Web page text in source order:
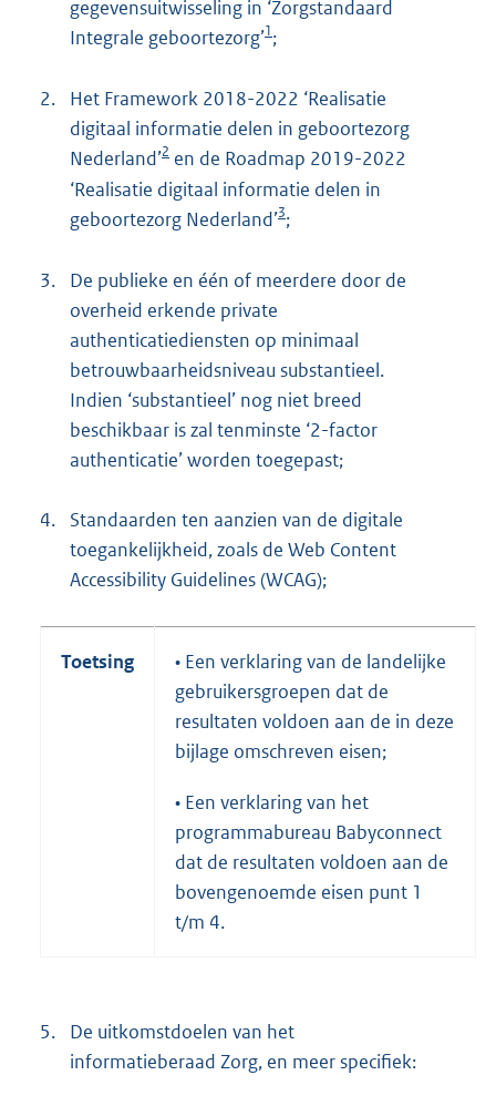
gegevensuitwisseling in ‘Zorgstandaard
Integrale geboortezorg’1;
2.
Het Framework 2018-2022 ‘Realisatie
digitaal informatie delen in geboortezorg
Nederland’2 en de Roadmap 2019-2022
‘Realisatie digitaal informatie delen in
geboortezorg Nederland’3;
3.
De publieke en één of meerdere door de
overheid erkende private
authenticatiediensten op minimaal
betrouwbaarheidsniveau substantieel.
Indien ‘substantieel’ nog niet breed
beschikbaar is zal tenminste ‘2-factor
authenticatie’ worden toegepast;
4.
Standaarden ten aanzien van de digitale
toegankelijkheid, zoals de Web Content
Accessibility Guidelines (WCAG);
Toetsing
• Een verklaring van de landelijke
gebruikersgroepen dat de
resultaten voldoen aan de in deze
bijlage omschreven eisen;
• Een verklaring van het
programmabureau Babyconnect
dat de resultaten voldoen aan de
bovengenoemde eisen punt 1
t/m 4.
5.
De uitkomstdoelen van het
informatieberaad Zorg, en meer specifiek: